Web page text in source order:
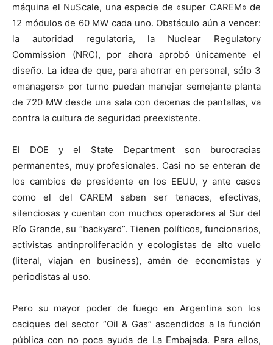
máquina el NuScale, una especie de «super CAREM» de
12 módulos de 60 MW cada uno. Obstáculo aún a vencer:
la autoridad regulatoria, la Nuclear Regulatory
Commission (NRC), por ahora aprobó únicamente el
diseño. La idea de que, para ahorrar en personal, sólo 3
«managers» por turno puedan manejar semejante planta
de 720 MW desde una sala con decenas de pantallas, va
contra la cultura de seguridad preexistente.
El DOE y el State Department son burocracias
permanentes, muy profesionales. Casi no se enteran de
los cambios de presidente en los EEUU, y ante casos
como el del CAREM saben ser tenaces, efectivas,
silenciosas y cuentan con muchos operadores al Sur del
Río Grande, su “backyard”. Tienen políticos, funcionarios,
activistas antinproliferación y ecologistas de alto vuelo
(literal, viajan en business), amén de economistas y
periodistas al uso.
Pero su mayor poder de fuego en Argentina son los
caciques del sector “Oil & Gas” ascendidos a la función
pública con no poca ayuda de La Embajada. Para ellos,